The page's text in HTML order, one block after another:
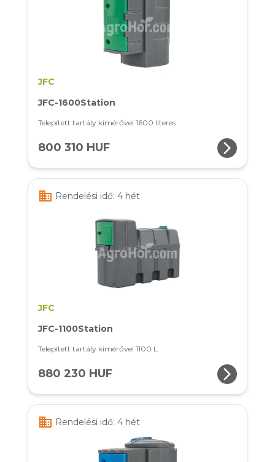
JFC
JFC-1600Station
Telepített tartály kimérővel 1600 literes
800 310 HUF arrow_forward_ios
business Rendelési idő: 4 hét
JFC
JFC-1100Station
Telepített tartály kimérővel 1100 L
880 230 HUF arrow_forward_ios
business Rendelési idő: 4 hét